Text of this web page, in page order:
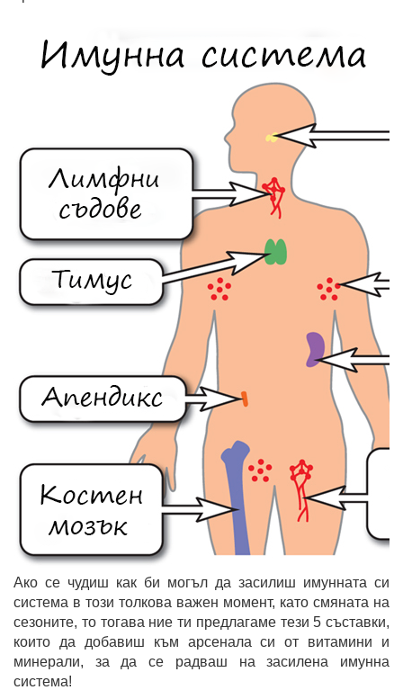
Ако се чудиш как би могъл да засилиш имунната си
система в този толкова важен момент, като смяната на
сезоните, то тогава ние ти предлагаме тези 5 съставки,
които да добавиш към арсенала си от витамини и
минерали, за да се радваш на засилена имунна
система!